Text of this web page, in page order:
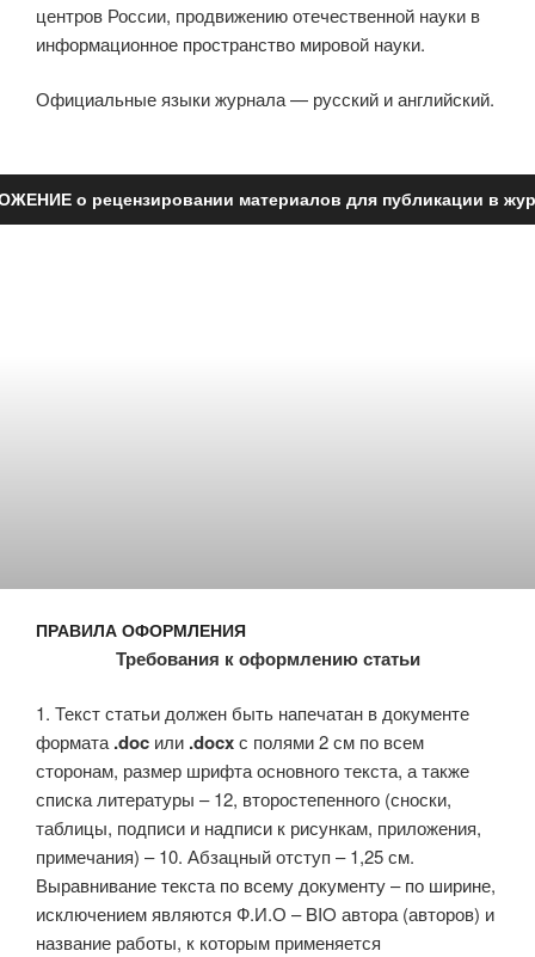
центров России, продвижению отечественной науки в
информационное пространство мировой науки.
Официальные языки журнала — русский и английский.
о рецензировании материалов для публикации в
ПРАВИЛА ОФОРМЛЕНИЯ
Требования к оформлению статьи
1. Текст статьи должен быть напечатан в документе
формата .doc или .docxс полями 2 см по всем
сторонам, размер шрифта основного текста, а также
списка литературы – 12, второстепенного (сноски,
таблицы, подписи и надписи к рисункам, приложения,
примечания) – 10. Абзацный отступ – 1,25 см.
Выравнивание текста по всему документу – по ширине,
исключением являются Ф.И.О – BIO автора (авторов) и
название работы, к которым применяется